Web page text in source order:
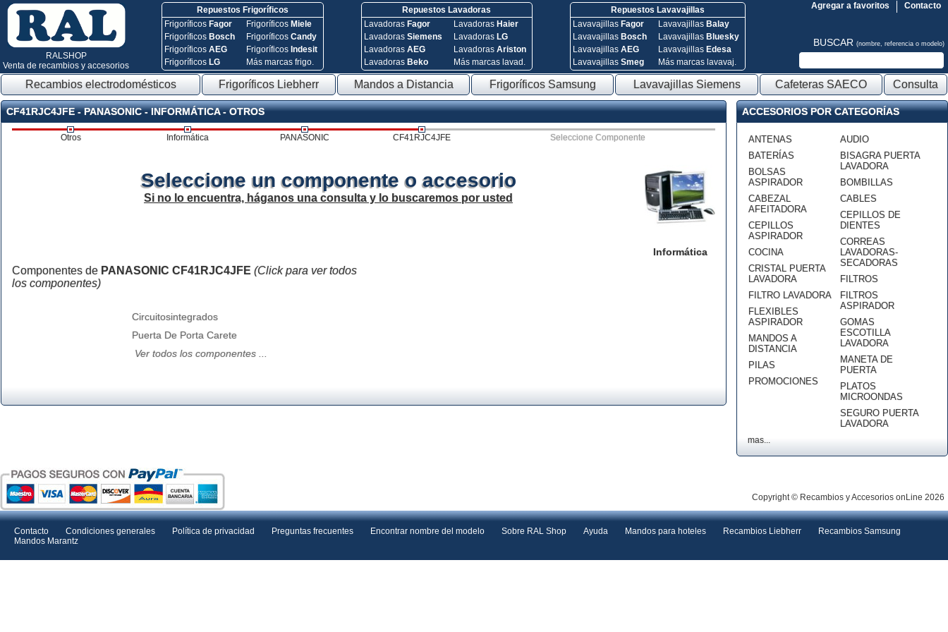
RALSHOP
Venta de recambios y accesorios
Repuestos Frigoríficos
Frigoríficos Fagor
Frigoríficos Bosch
FrigoríficosAEG
Frigoríficos LG
Frigoríficos Miele
FrigoríficosCandy
Frigoríficos Indesit
Más marcas frigo.
Repuestos Lavadoras
Lavadoras Fagor
Lavadoras Siemens
Lavadoras AEG
Lavadoras Beko
Lavadoras Haier
Lavadoras LG
Lavadoras Ariston
Más marcas lavad.
Repuestos Lavavajillas
Lavavajillas Fagor
Lavavajillas Bosch
Lavavajillas AEG
Lavavajillas Smeg
Lavavajillas Balay
Lavavajillas Bluesky
Lavavajillas Edesa
Más marcas lavavaj.
Contacto
Agregar a favoritos
BUSCAR (nombre, referencia o modelo)
Recambios electrodomésticos Frigoríficos Liebherr Mandos a Distancia Frigoríficos Samsung Lavavajillas Siemens Cafeteras SAECO Consulta
CF41RJC4JFE - PANASONIC - INFORMÁTICA - OTROS
Otros Informática PANASONIC CF41RJC4JFE Seleccione Componente
Informática
Seleccione un componente o accesorio
Si no lo encuentra, háganos una consulta y lo buscaremos por usted
Componentes de PANASONIC CF41RJC4JFE (Click para ver todos
los componentes)
Circuitosintegrados
Puerta De Porta Carete
Ver todos los componentes ...
ACCESORIOS POR CATEGORÍAS
ANTENAS
BATERÍAS
BOLSAS
ASPIRADOR
CABEZAL
AFEITADORA
CEPILLOS
ASPIRADOR
COCINA
CRISTAL PUERTA
LAVADORA
FILTRO LAVADORA
FLEXIBLES
ASPIRADOR
MANDOS A
DISTANCIA
PILAS
PROMOCIONES
AUDIO
BISAGRA PUERTA
LAVADORA
BOMBILLAS
CABLES
CEPILLOS DE
DIENTES
CORREAS
LAVADORAS-
SECADORAS
FILTROS
FILTROS
ASPIRADOR
GOMAS
ESCOTILLA
LAVADORA
MANETA DE
PUERTA
PLATOS
MICROONDAS
SEGURO PUERTA
LAVADORA
mas...
Copyright © Recambios y Accesorios onLine 2026
Contacto Condiciones generales Política de privacidad Preguntas frecuentes Encontrar nombre del modelo Sobre RAL Shop Ayuda Mandos para hoteles Recambios Liebherr
Recambios Samsung
Mandos Marantz